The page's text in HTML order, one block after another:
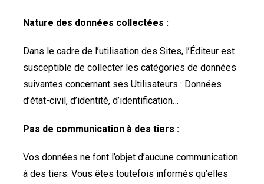
Nature des données collectées :
Dans le cadre de l’utilisation des Sites, l’Éditeur est
susceptible de collecter les catégories de données
suivantes concernant ses Utilisateurs : Données
d’état-civil, d’identité, d’identification…
Pas de communication à des tiers :
Vos données ne font l’objet d’aucune communication
à des tiers. Vous êtes toutefois informés qu’elles